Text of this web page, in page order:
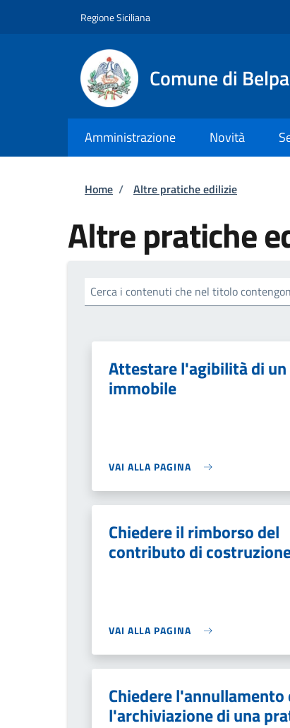
Regione Siciliana
Comune di
Amministrazione Novità
Briciole di pane
Home / Altre pratiche edilizie
Altre pratiche
Cerca i contenuti che nel titolo
Attestare l'agibilità di un
immobile
VAI ALLA PAGINA
Chiedere il rimborso del
contributo di
VAI ALLA PAGINA
Chiedere l'annullamento
l'archiviazione di una